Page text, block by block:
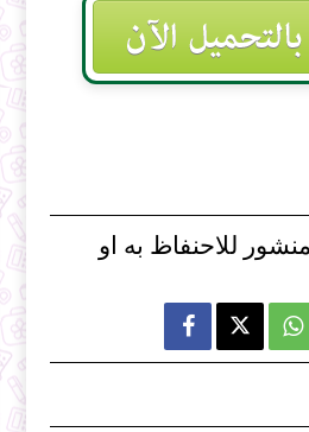
للاحنفاظ به او
 